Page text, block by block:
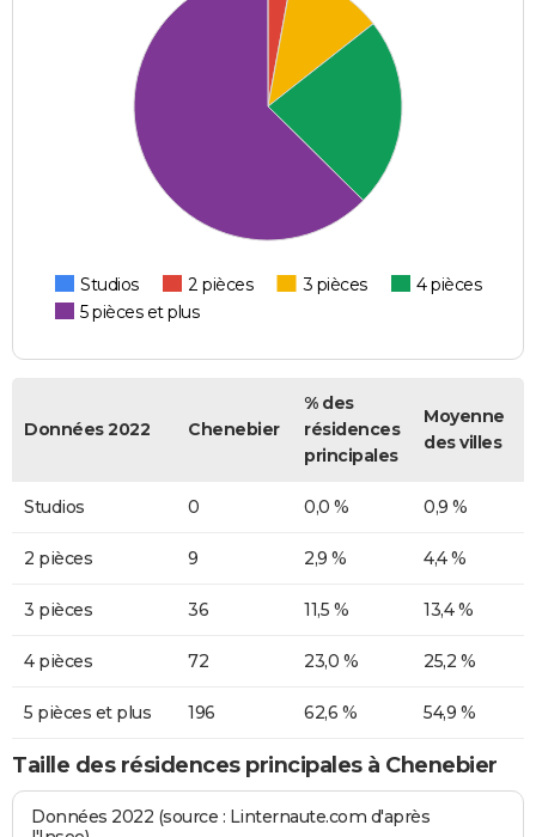
Studios 2 pièces 3 pièces
4 pièces
5 pièces et plus
Données 2022 Chenebier
% des
résidences
principales
Moyenne
des villes
Studios 0 0,0 % 0,9 %
2 pièces 9 2,9 % 4,4 %
3 pièces 36 11,5 % 13,4 %
4 pièces 72 23,0 % 25,2 %
5 pièces et plus 196 62,6 % 54,9 %
Taille des résidences principales à Chenebier
Données 2022 (source : Linternaute.com d'après